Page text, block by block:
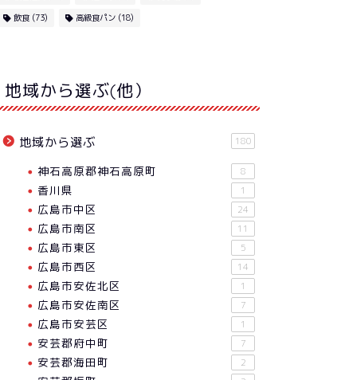
飲食(73) 高級食パン(18)
地域から選ぶ(他）
地域から選ぶ 180
神石高原郡神石高原町 8
香川県 1
広島市中区 24
広島市南区 11
広島市東区 5
広島市西区 14
広島市安佐北区 1
広島市安佐南区 7
広島市安芸区 1
安芸郡府中町 7
安芸郡海田町 2